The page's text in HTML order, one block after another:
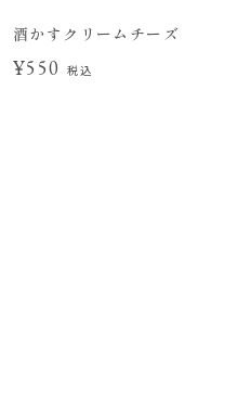
酒かすクリームチーズ
¥550 税込